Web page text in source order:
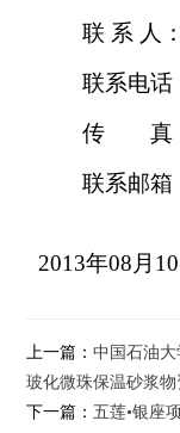
联 系 人
联系电话
传 真
联系邮箱
2013年08 月 10
上一篇： 中国石油大
玻化微珠保温砂浆物
下一篇： 五莲•银座